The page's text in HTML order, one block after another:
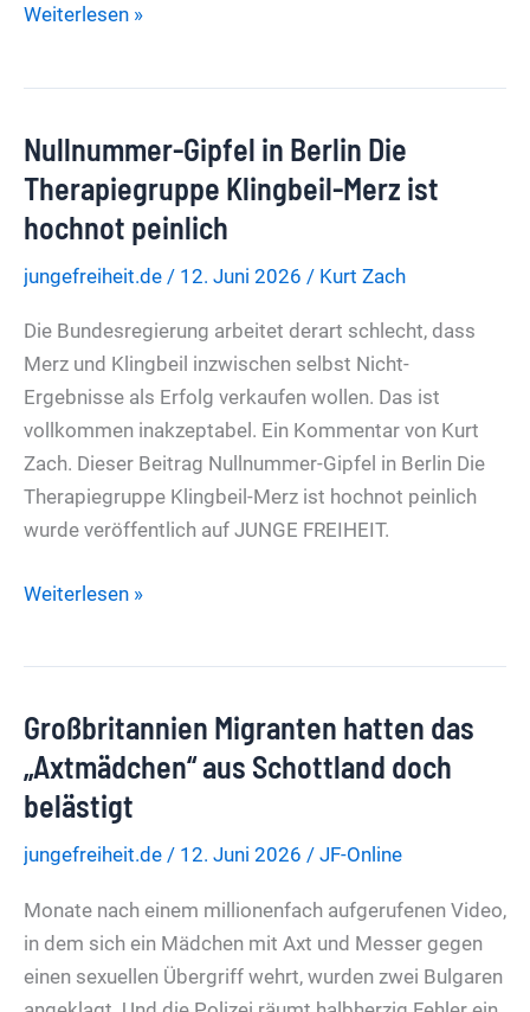
Vergangene
Instrument
der
Politik
Weiterlesen »
Nullnummer-Gipfel in Berlin Die
Therapiegruppe Klingbeil-Merz ist
hochnot peinlich
jungefreiheit.de / 12. Juni 2026 / Kurt Zach
Die Bundesregierung arbeitet derart schlecht, dass
Merz und Klingbeil inzwischen selbst Nicht-
Ergebnisse als Erfolg verkaufen wollen. Das ist
vollkommen inakzeptabel. Ein Kommentar von Kurt
Zach. Dieser Beitrag Nullnummer-Gipfel in Berlin Die
Therapiegruppe Klingbeil-Merz ist hochnot peinlich
wurde veröffentlich auf JUNGE FREIHEIT.
Nullnummer-
Die
Therapiegruppe
Klingbeil-
Merz
ist
peinlich
Weiterlesen »
Großbritannien Migranten hatten das
„Axtmädchen“ aus Schottland doch
belästigt
jungefreiheit.de / 12. Juni 2026 / JF-Online
Monate nach einem millionenfach aufgerufenen Video,
in dem sich ein Mädchen mit Axt und Messer gegen
einen sexuellen Übergriff wehrt, wurden zwei Bulgaren